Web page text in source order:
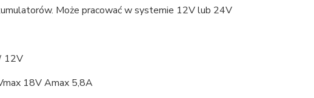
Może pracować w systemie 12V lub 24V
12V
18V Amax 5,8A